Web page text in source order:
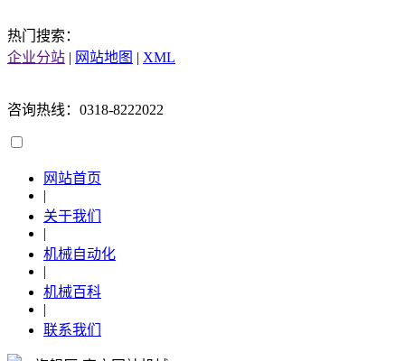
热门搜索：
企业分站 | 网站地图 | XML
咨询热线：0318-8222022
网站首页
|
关于我们
|
机械自动化
|
机械百科
|
联系我们